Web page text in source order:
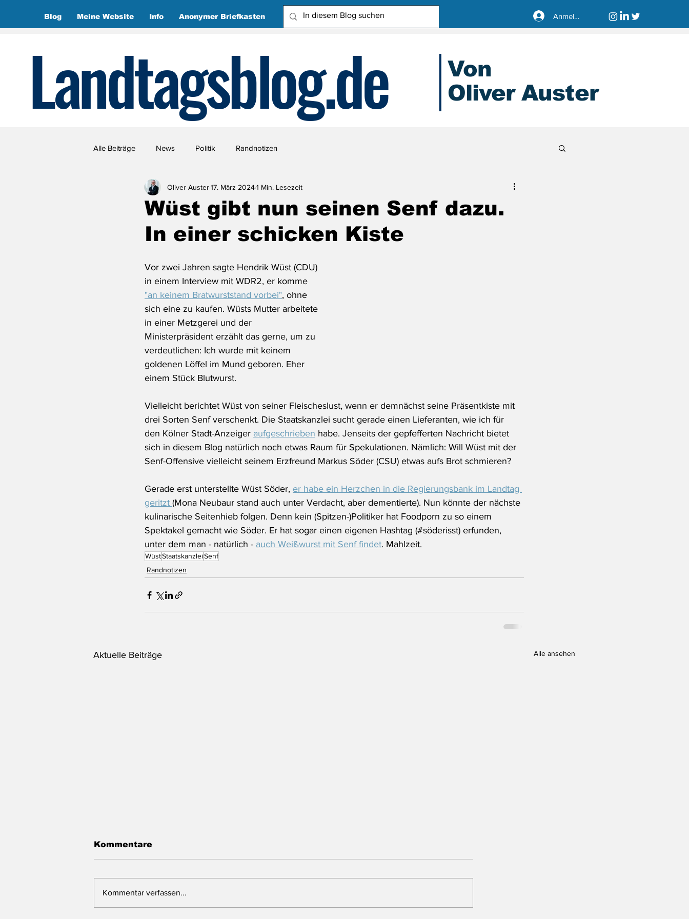
Blog Meine Website Info Anonymer Briefkasten Anmelden
Landtagsblog.de
Von
Oliver Auster
Alle Beiträge News Politik Randnotizen
Wüst gibt nun seinen Senf dazu.
In einer schicken Kiste
Oliver Auster17. März 20241 Min. Lesezeit
Vor zwei Jahren sagte Hendrik Wüst (CDU)
in einem Interview mit WDR2, er komme
"an keinem Bratwurststand vorbei", ohne
sich eine zu kaufen. Wüsts Mutter arbeitete
in einer Metzgerei und der
Ministerpräsident erzählt das gerne, um zu
verdeutlichen: Ich wurde mit keinem
goldenen Löffel im Mund geboren. Eher
einem Stück Blutwurst.
Vielleicht berichtet Wüst von seiner Fleischeslust, wenn er demnächst seine Präsentkiste mit
drei Sorten Senf verschenkt. Die Staatskanzlei sucht gerade einen Lieferanten, wie ich für
den Kölner Stadt-Anzeiger aufgeschrieben habe. Jenseits der gepfefferten Nachricht bietet
sich in diesem Blog natürlich noch etwas Raum für Spekulationen. Nämlich: Will Wüst mit der
Senf-Offensive vielleicht seinem Erzfreund Markus Söder (CSU) etwas aufs Brot schmieren?
Gerade erst unterstellte Wüst Söder, er habe ein Herzchen in die Regierungsbank im Landtag
geritzt (Mona Neubaur stand auch unter Verdacht, aber dementierte). Nun könnte der nächste
kulinarische Seitenhieb folgen. Denn kein (Spitzen-)Politiker hat Foodporn zu so einem
Spektakel gemacht wie Söder. Er hat sogar einen eigenen Hashtag (#söderisst) erfunden,
unter dem man - natürlich - auch Weißwurst mit Senf findet. Mahlzeit.
WüstStaatskanzleiSenf
Randnotizen
Aktuelle Beiträge Alle ansehen
Kommentare
Kommentar verfassen...